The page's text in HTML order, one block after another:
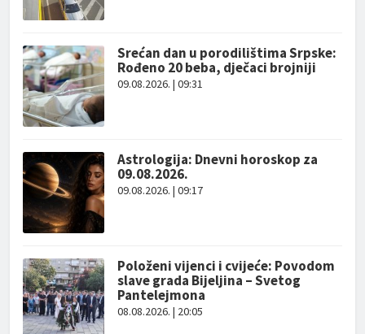
Srećan dan u porodilištima Srpske:
Rođeno 20 beba, dječaci brojniji
09.08.2026. | 09:31
Astrologija: Dnevni horoskop za
09.08.2026.
09.08.2026. | 09:17
Položeni vijenci i cvijeće: Povodom
slave grada Bijeljina – Svetog
Pantelejmona
08.08.2026. | 20:05